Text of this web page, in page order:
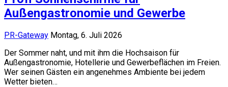
Außengastronomie und Gewerbe
PR-Gateway Montag, 6. Juli 2026
Der Sommer naht, und mit ihm die Hochsaison für
Außengastronomie, Hotellerie und Gewerbeflächen im Freien.
Wer seinen Gästen ein angenehmes Ambiente bei jedem
Wetter bieten…